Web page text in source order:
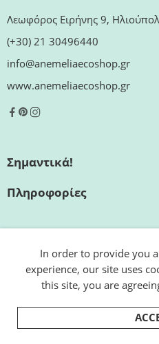
Λεωφόρος Ειρήνης 9,
(+30) 21 30496440
info@anemeliaecoshop.gr
www.anemeliaecoshop.gr
Σημαντικά!
Πληροφορίες
Ωράριο καταστήματος
© 2022 Anemelia Ecoshop.
In order to provide you
experience, our site uses
this site, you are